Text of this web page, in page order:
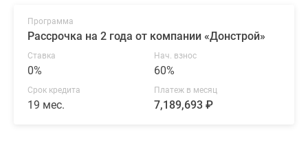
Программа
Рассрочка на 2 года от компании «Донстрой»
Ставка
0%
Нач. взнос
60%
Срок кредита
19 мес.
Платеж в месяц
7,189,693 ₽